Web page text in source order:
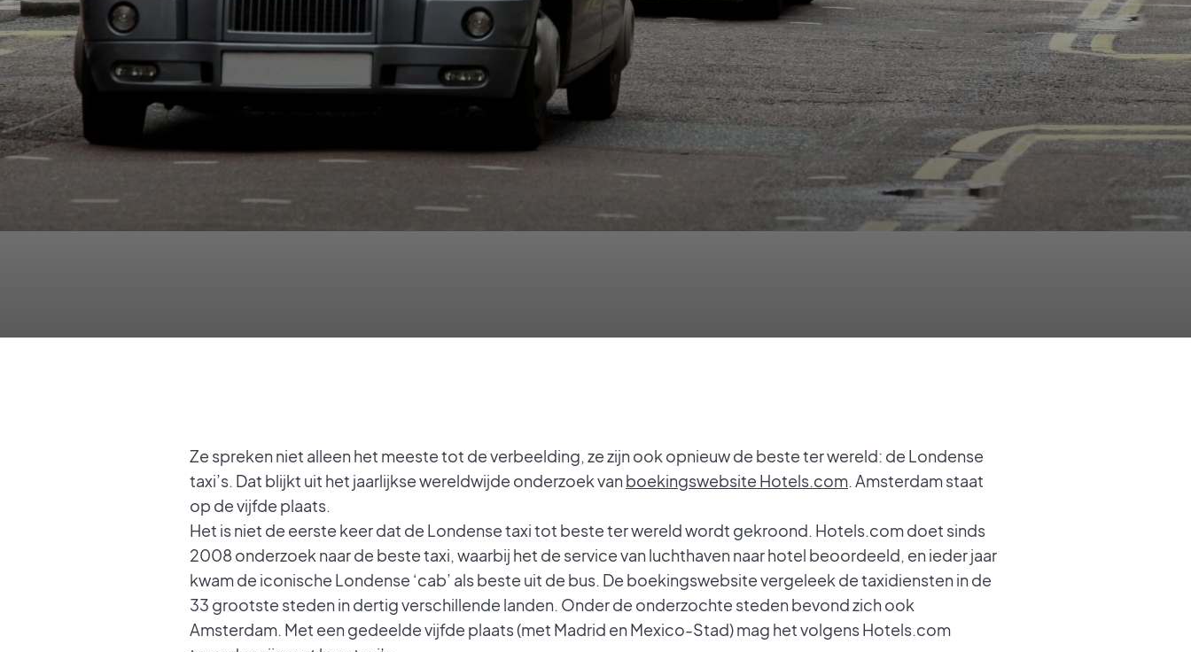
Ze spreken niet alleen het meeste tot de verbeelding, ze zijn ook opnieuw de beste ter wereld: de Londense
taxi’s. Dat blijkt uit het jaarlijkse wereldwijde onderzoek vanboekingswebsite Hotels.com. Amsterdam staat
op de vijfde plaats.
Het is niet de eerste keer dat de Londense taxi tot beste ter wereld wordt gekroond. Hotels.com doet sinds
2008 onderzoek naar de beste taxi, waarbij het de service van luchthaven naar hotel beoordeeld, en ieder jaar
kwam de iconische Londense ‘cab’ als beste uit de bus. De boekingswebsite vergeleek de taxidiensten in de
33 grootste steden in dertig verschillende landen. Onder de onderzochte steden bevond zich ook
Amsterdam. Met een gedeelde vijfde plaats (met Madrid en Mexico-Stad) mag het volgens Hotels.com